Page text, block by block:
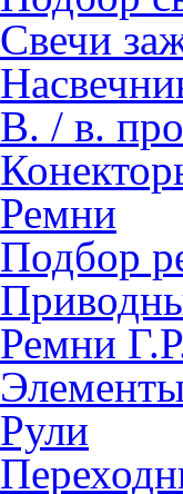
Свечи
В. / в.
Ремни
Подбор
Ремни
Рули